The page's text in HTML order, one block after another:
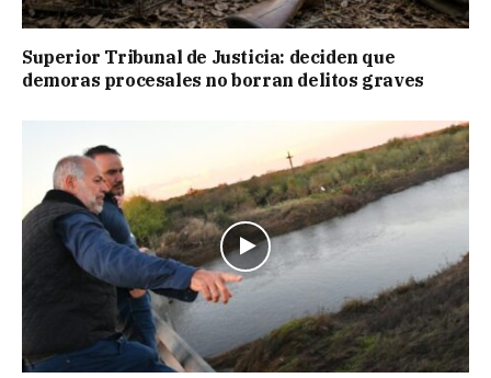
Superior Tribunal de Justicia: deciden que
demoras procesales no borran delitos graves